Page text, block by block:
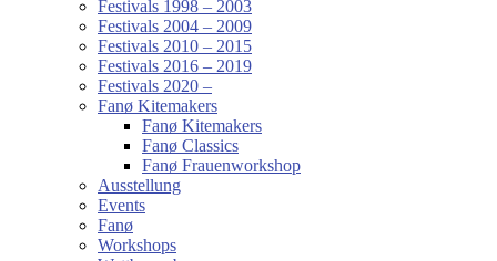
Festivals 1998 – 2003
Festivals 2004 – 2009
Festivals 2010 – 2015
Festivals 2016 – 2019
Festivals 2020 –
Fanø Kitemakers
Fanø Kitemakers
Fanø Classics
Fanø Frauenworkshop
Ausstellung
Events
Fanø
Workshops